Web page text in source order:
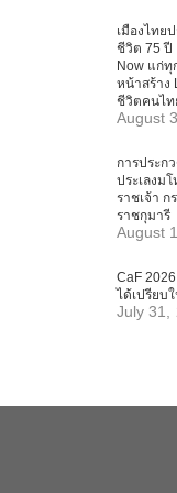
เมืองไทย
ชีวิต 75 ปี
Now แก่
หน้าสร้าง
ชีวิตคนไท
August
การประก
ประเลงม
ราชเจ้า
ราชกุมารี
August
CaF
ได้เปรียบ
July 31,